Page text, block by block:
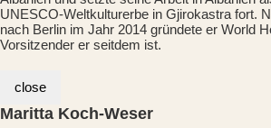
UNESCO-Weltkulturerbe in Gjirokastra fort.
nach Berlin im Jahr 2014 gründete er World
Vorsitzender er seitdem ist.
close
Maritta Koch-Weser